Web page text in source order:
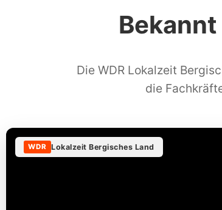
Die WDR Lokalzeit
die
WDR Lokalzeit Bergisches Land